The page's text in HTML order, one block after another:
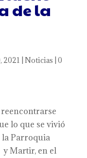
de la
2021 Noticias 0
reencontrarse
lo que se vivió
la Parroquia
y Martir, en el